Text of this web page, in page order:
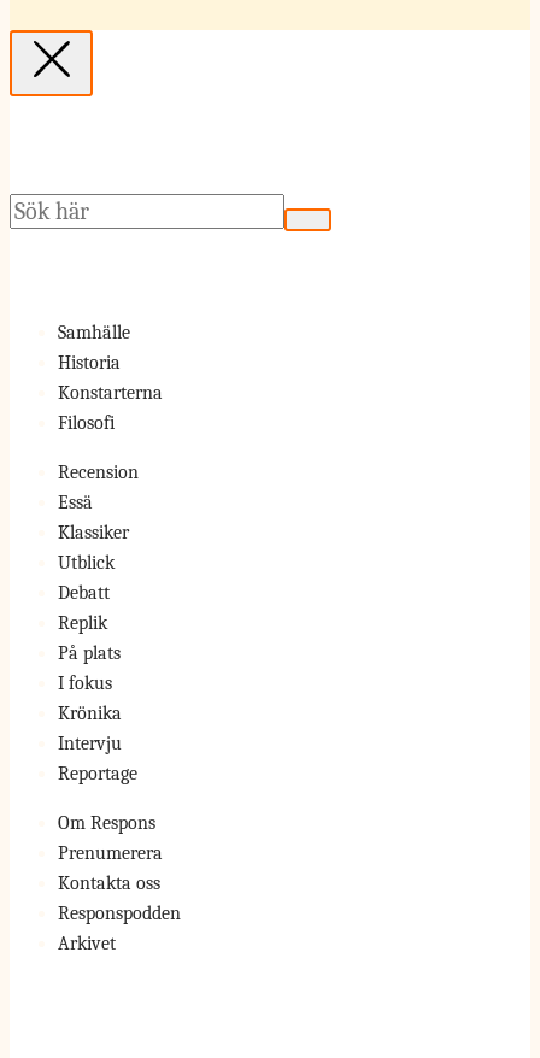
Sök
Samhälle
Historia
Konstarterna
Filosofi
Recension
Essä
Klassiker
Utblick
Debatt
Replik
På plats
I fokus
Krönika
Intervju
Reportage
Om Respons
Prenumerera
Kontakta oss
Responspodden
Arkivet